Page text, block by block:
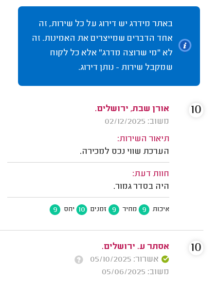
באתר מידרג יש דירוג על כל שירות, זה
אחד הדברים שמייצרים את האמינות. זה
לא "מי שרוצה מדרג" אלא כל לקוח
שמקבל שירות - נותן דירוג.
אורן שבת, ירושלים.
משוב: 02/12/2025
תיאור השירות:
הערכת שווי נכס למכירה.
חוות דעת:
היה בסדר גמור.
איכות 9 מחיר 9 זמנים 10 יחס 9
10
אסתר ע. ירושלים.
אשרור: 05/10/2025
משוב: 05/06/2025
10